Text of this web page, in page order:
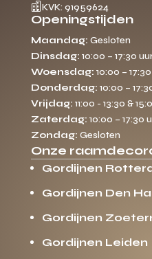
 KVK: 91959624
Openingstijden
Maandag: Gesloten
Dinsdag: 10:00 – 17:30
Woensdag: 10:00 –
Donderdag: 10:00 –
Vrijdag: 11:00 - 13:30 &
Zaterdag: 10:00 – 17:30
Zondag: Gesloten
Onze
Gordijnen
Gordijnen Den
Gordijnen
Gordijnen Leiden